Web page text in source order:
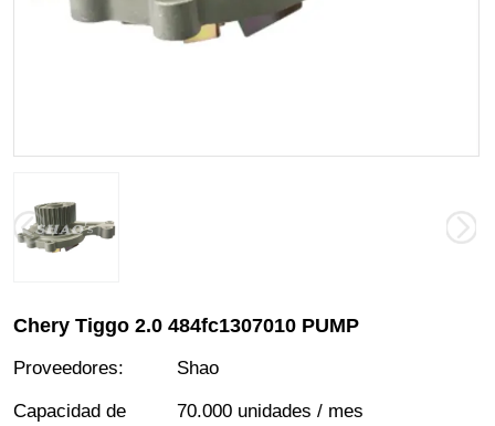
Chery Tiggo 2.0 484fc1307010 PUMP
Proveedores: Shao
Capacidad de
70.000 unidades / mes